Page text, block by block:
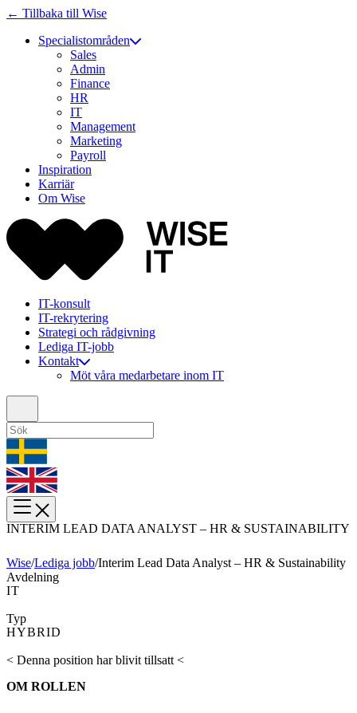
← Tillbaka till Wise
Specialistområden
Sales
Admin
Finance
HR
IT
Management
Marketing
Payroll
Inspiration
Karriär
Om Wise
IT-konsult
IT-rekrytering
Strategi och rådgivning
Lediga IT-jobb
Kontakt
Möt våra medarbetare inom IT
INTERIM LEAD DATA ANALYST – HR & SUSTAINABILITY
Wise/Lediga jobb/Interim Lead Data Analyst – HR & Sustainability
Avdelning
IT
Typ
HYBRID
< Denna position har blivit tillsatt <
OM ROLLEN